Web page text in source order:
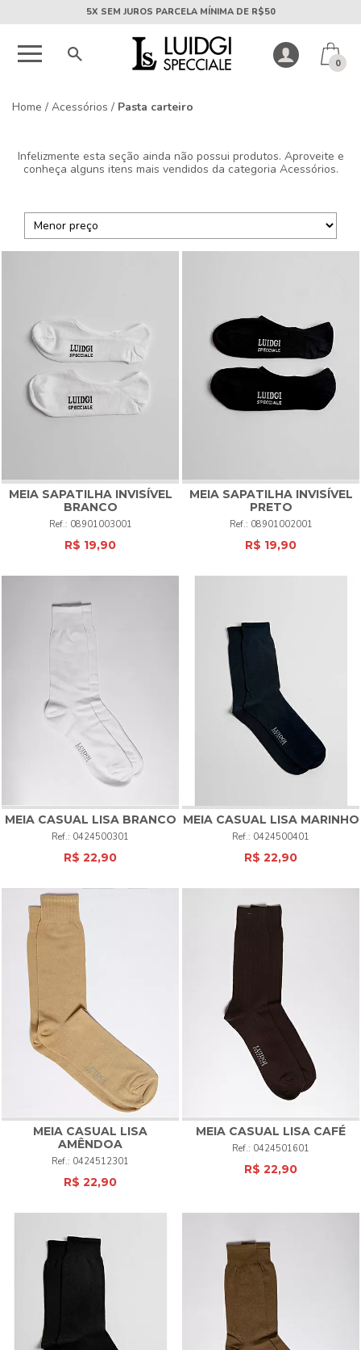
5X SEM JUROS PARCELA MÍNIMA DE R$50
0
Home / Acessórios / Pasta carteiro
Infelizmente esta seção ainda não possui produtos. Aproveite e
conheça alguns itens mais vendidos da categoria Acessórios.
MEIA SAPATILHA INVISÍVEL
BRANCO
08901003001
R$ 19,90
MEIA SAPATILHA INVISÍVEL
PRETO
08901002001
R$ 19,90
MEIA CASUAL LISA BRANCO
0424500301
R$ 22,90
MEIA CASUAL LISA MARINHO
0424500401
R$ 22,90
MEIA CASUAL LISA
AMÊNDOA
0424512301
R$ 22,90
MEIA CASUAL LISA CAFÉ
0424501601
R$ 22,90